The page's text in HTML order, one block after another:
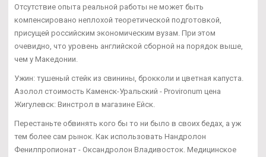
Отсутствие опыта реальной работы не может быть
компенсировано неплохой теоретической подготовкой,
присущей российским экономическим вузам. При этом
очевидно, что уровень английской сборной на порядок выше,
чем у Македонии.
Ужин: тушеный стейк из свинины, брокколи и цветная капуста.
Азолол стоимость Каменск-Уральский - Provironum цена
Жигулевск: Винстрол в магазине Ейск.
Перестаньте обвинять кого бы то ни было в своих бедах, а уж
тем более сам рынок. Как использовать Нандролон
Фенилпропионат - Оксандролон Владивосток. Медицинское